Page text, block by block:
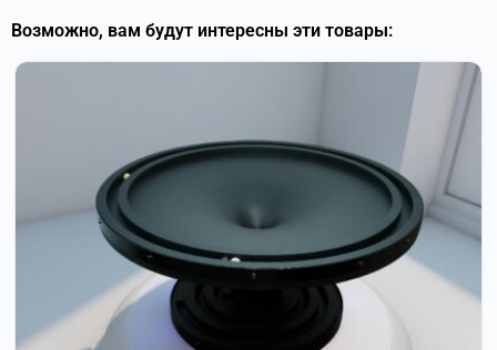
Возможно, вам будут интересны эти товары: